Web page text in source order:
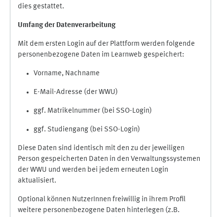
dies gestattet.
Umfang der Datenverarbeitung
Mit dem ersten Login auf der Plattform werden folgende
personenbezogene Daten im Learnweb gespeichert:
Vorname, Nachname
E-Mail-Adresse (der WWU)
ggf. Matrikelnummer (bei SSO-Login)
ggf. Studiengang (bei SSO-Login)
Diese Daten sind identisch mit den zu der jeweiligen
Person gespeicherten Daten in den Verwaltungssystemen
der WWU und werden bei jedem erneuten Login
aktualisiert.
Optional können NutzerInnen freiwillig in ihrem Profil
weitere personenbezogene Daten hinterlegen (z.B.